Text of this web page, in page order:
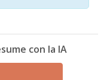
con la IA